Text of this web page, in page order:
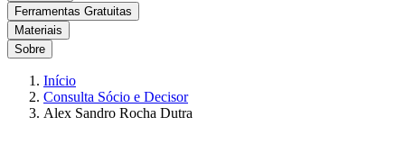
Ferramentas Gratuitas
Materiais
Sobre
Início
Consulta Sócio e Decisor
Alex Sandro Rocha Dutra